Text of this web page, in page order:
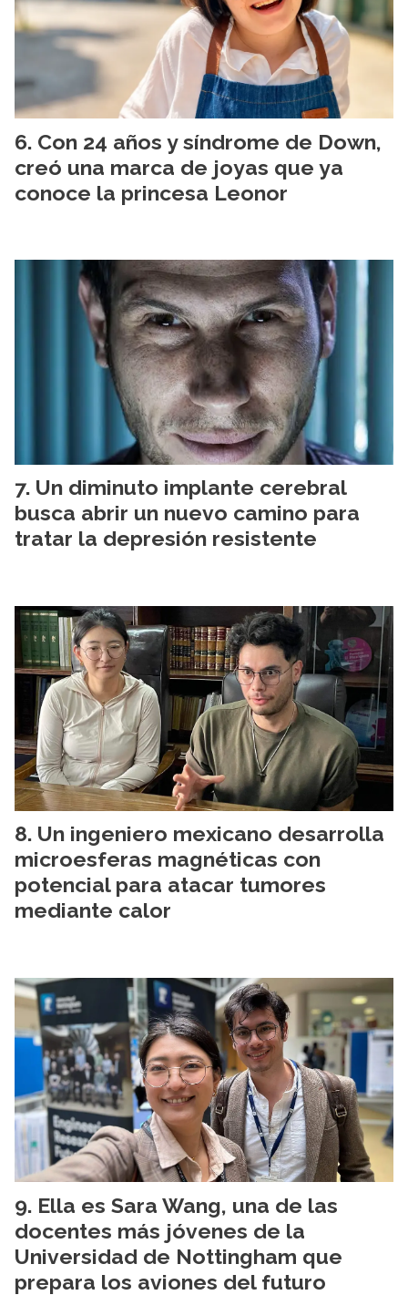
Con 24 años y síndrome de Down,
creó una marca de joyas que ya
conoce la princesa Leonor
Un diminuto implante cerebral
busca abrir un nuevo camino para
tratar la depresión resistente
Un ingeniero mexicano desarrolla
microesferas magnéticas con
potencial para atacar tumores
mediante calor
Ella es Sara Wang, una de las
docentes más jóvenes de la
Universidad de Nottingham que
prepara los aviones del futuro